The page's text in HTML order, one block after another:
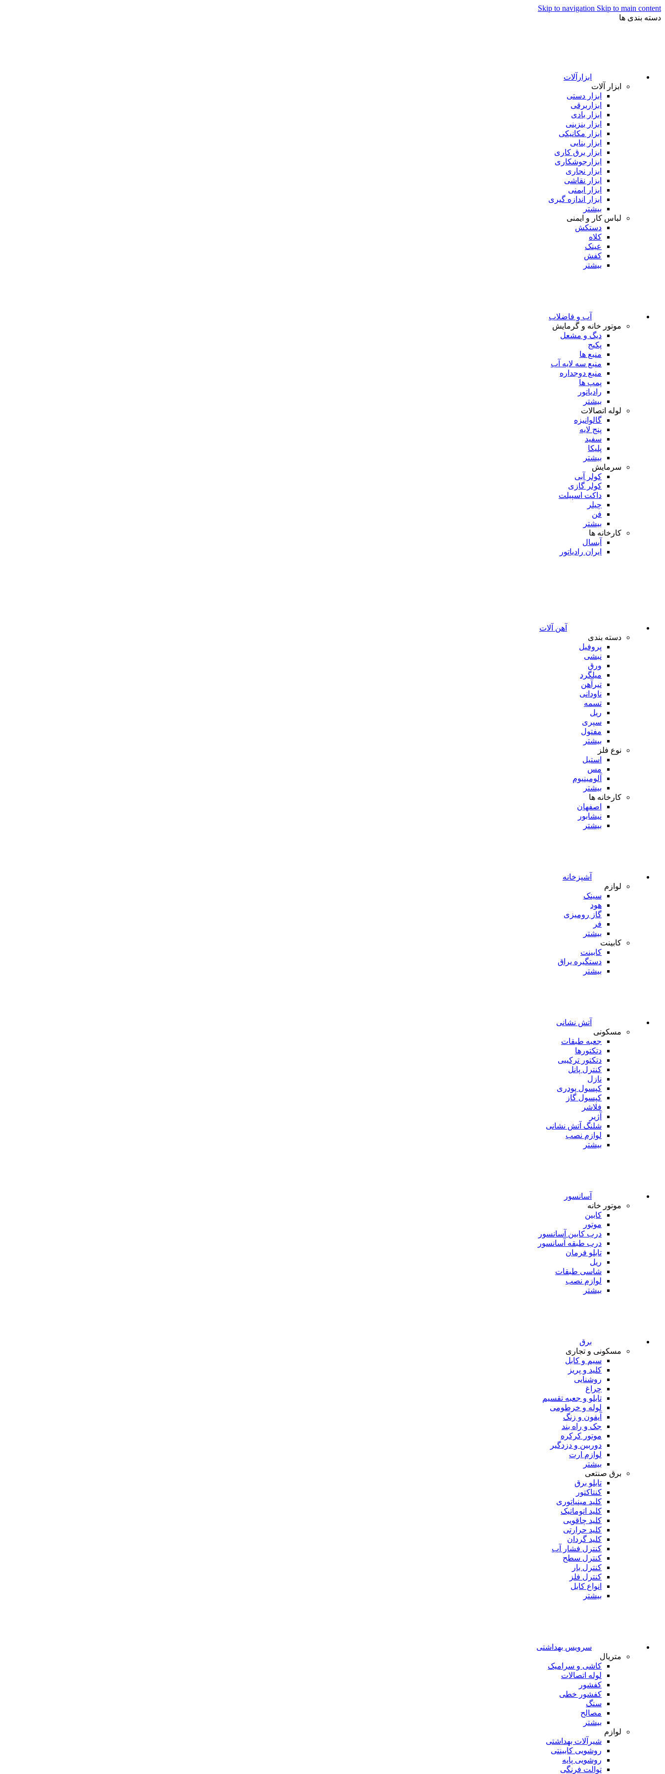
Skip to navigation Skip to main content
دسته بندی ها
ابزارآلات
ابزار آلات
ابزار دستی
ابزاربرقی
ابزار بادی
ابزار بنزینی
ابزار مکانیکی
ابزار بنایی
ابزار برق کاری
ابزارجوشکاری
ابزار نجاری
ابزار نقاشی
ابزار ایمنی
ابزار اندازه گیری
بیشتر
لباس کار و ایمنی
دستکش
کلاه
عینک
کفش
بیشتر
آب و فاضلاب
موتور خانه و گرمایش
دیگ و مشعل
پکیج
منبع ها
منبع سه لایه آب
منبع دوجداره
پمپ ها
رادیاتور
بیشتر
لوله اتصالات
گالوانیزه
پنج لایه
سفید
پلیکا
بیشتر
سرمایش
کولر آبی
کولر گازی
داکت اسپیلت
چیلر
فن
بیشتر
کارخانه ها
آبسال
ایران رادیاتور
آهن آلات
دسته بندی
پروفیل
نبشی
ورق
میلگرد
تیرآهن
ناودانی
تسمه
ریل
سپری
مفتول
بیشتر
نوع فلز
استیل
مس
آلومینیوم
بیشتر
کارخانه ها
اصفهان
نیشابور
بیشتر
آشپزخانه
لوازم
سینک
هود
گاز رومیزی
فر
بیشتر
کابینت
کابینت
دستگیره یراق
بیشتر
آتش نشانی
مسکونی
جعبه طبقات
دتکتورها
دتکتور ترکیبی
کنترل پانل
نازل
کپسول پودری
کپسول گاز
فلاشر
آژیر
شلنگ آتش نشانی
لوازم نصب
بیشتر
آسانسور
موتور خانه
کابین
موتور
درب کابین آسانسور
درب طبقه آسانسور
تابلو فرمان
ریل
شاسی طبقات
لوازم نصب
بیشتر
برق
مسکونی و تجاری
سیم و کابل
کلید و پریز
روشنایی
چراغ
تابلو و جعبه تقسیم
لوله و خرطومی
آیفون و زنگ
جک و راه بند
موتور کرکره
دوربین و دزدگیر
لوازم ارت
بیشتر
برق صنتعی
تابلو برق
کنتاکتور
کلید مینیاتوری
کلید اتوماتیک
کلید چاقویی
کلید حرارتی
کلید گردان
کنترل فشار آب
کنترل سطح
کنترل بار
کنترل فلز
انواع کابل
بیشتر
سرویس بهداشتی
متریال
کاشی و سرامیک
لوله اتصالات
کفشور
کفشور خطی
سنگ
مصالح
بیشتر
لوازم
شیرآلات بهداشتی
روشویی کابینتی
روشویی پایه
توالت فرنگی